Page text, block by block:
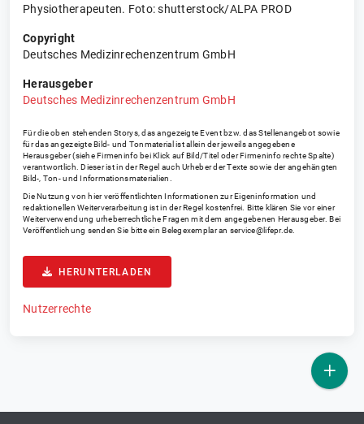
Physiotherapeuten. Foto: shutterstock/ALPA PROD
Copyright
Deutsches Medizinrechenzentrum GmbH
Herausgeber
Deutsches Medizinrechenzentrum GmbH
Für die oben stehenden Storys, das angezeigte Event bzw. das Stellenangebot sowie
für das angezeigte Bild- und Tonmaterial ist allein der jeweils angegebene
Herausgeber (siehe Firmeninfo bei Klick auf Bild/Titel oder Firmeninfo rechte Spalte)
verantwortlich. Dieser ist in der Regel auch Urheber der Texte sowie der angehängten
Bild-, Ton- und Informationsmaterialien.
Die Nutzung von hier veröffentlichten Informationen zur Eigeninformation und
redaktionellen Weiterverarbeitung ist in der Regel kostenfrei. Bitte klären Sie vor einer
Weiterverwendung urheberrechtliche Fragen mit dem angegebenen Herausgeber. Bei
Veröffentlichung senden Sie bitte ein Belegexemplar an service@lifepr.de
HERUNTERLADEN
Nutzerrechte